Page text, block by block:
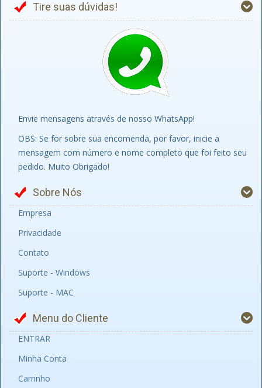
Tire suas dúvidas!
Envie mensagens através de nosso WhatsApp!
OBS: Se for sobre sua encomenda, por favor, inicie a
mensagem com número e nome completo que foi feito seu
pedido. Muito Obrigado!
Sobre Nós
Empresa
Privacidade
Contato
Suporte - Windows
Suporte - MAC
Menu do Cliente
ENTRAR
Minha Conta
Carrinho